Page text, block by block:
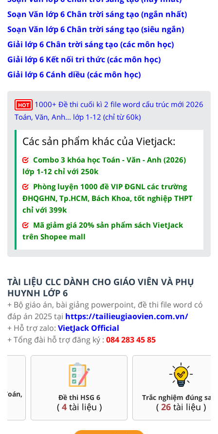
Soạn Văn lớp 6 Chân trời sáng tạo (ngắn nhất)
Soạn Văn lớp 6 Chân trời sáng tạo (siêu ngắn)
Giải lớp 6 Chân trời sáng tạo (các môn học)
Giải lớp 6 Kết nối tri thức (các môn học)
Giải lớp 6 Cánh diều (các môn học)
HOT
1000+ Đề thi cuối kì 2 file word cấu trúc mới 2026
Toán, Văn, Anh... lớp 1-12 (chỉ từ 60k)
Các sản phẩm khác của Vietjack:
Combo 3 khóa học Toán - Văn - Anh (2026)
lớp 1-12 chỉ với 250k
Phòng luyện 1000 đề VIP ĐGNL các trường
ĐHQGHN, Tp.HCM, Bách Khoa, tốt nghiệp THPT
chỉ với 399k
Mã giảm giá 20% sản phẩm sách VietJack
trên Shopee mall
TÀI LIỆU CLC DÀNH CHO GIÁO VIÊN VÀ PHỤ
HUYNH LỚP 6
+ Bộ giáo án, bài giảng powerpoint, đề thi file word có
đáp án 2025 tại https://tailieugiaovien.com.vn/
+ Hỗ trợ zalo: VietJack Official
+ Tổng đài hỗ trợ đăng ký : 084 283 45 85
Đề thi HSG 6
tài liệu )
Trắc nghiệm đúng sai 6
tài liệu )